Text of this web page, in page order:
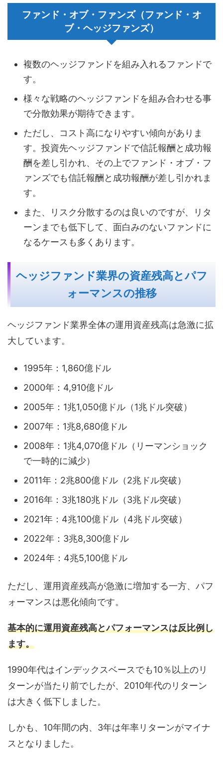
ファンド・オブ・ファンズ（ファンド・オ
ブ・ヘッジファンズ）
複数のヘッジファンドを組み入れるファンドで
す。
様々な戦略のヘッジファンドを組み合わせる事
で分散効果が期待できます。
ただし、コスト高になりやすい傾向がありま
す。投資先ヘッジファンドで信託報酬と成功報
酬を差し引かれ、その上でファンド・オブ・フ
ァンズでも信託報酬と成功報酬が差し引かれま
す。
また、リスク分散するのは良いのですが、リタ
ーンまでも低下して、面白みのないファンドに
なるケースも多くあります。
ヘッジファンド業界の資産残高とパフ
ォーマンスの推移
ヘッジファンド業界全体の運用資産残高は急激に拡
大しています。
1995年：1,860億ドル
2000年：4,910億ドル
2005年：1兆1,050億ドル（1兆ドル突破）
2007年：1兆8,680億ドル
2008年：1兆4,070億ドル（リーマンショック
で一時的に減少）
2011年：2兆800億ドル（2兆ドル突破）
2016年：3兆180兆ドル（3兆ドル突破）
2021年：4兆100億ドル（4兆ドル突破）
2022年：3兆8,300億ドル
2024年：4兆5,100億ドル
ただし、運用資産残高が急激に増加する一方、パフ
ォーマンスは悪化傾向です。
基本的に運用資産残高とパフォーマンスは反比例し
ます。
1990年代はインデックスベースでも10％以上のリ
ターンが当たり前でしたが、2010年代のリターン
は大きく低下しました。
しかも、10年間の内、3年は年率リターンがマイナ
スとなりました。